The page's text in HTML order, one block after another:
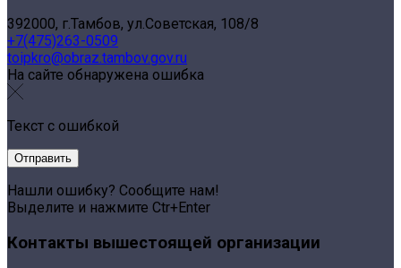
392000, г.Тамбов, ул.Советская, 108/8
+7(475)263-0509
toipkro@obraz.tambov.gov.ru
На сайте обнаружена ошибка
Текст с ошибкой
Нашли ошибку? Сообщите нам!
Выделите и нажмите Ctr+Enter
Контакты вышестоящей организации